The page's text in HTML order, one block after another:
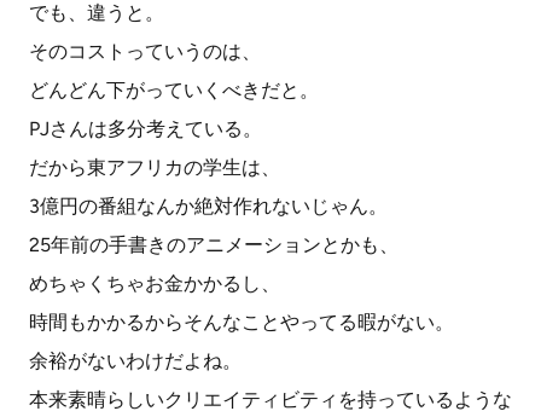
でも、違うと。
そのコストっていうのは、
どんどん下がっていくべきだと。
PJさんは多分考えている。
だから東アフリカの学生は、
3億円の番組なんか絶対作れないじゃん。
25年前の手書きのアニメーションとかも、
めちゃくちゃお金かかるし、
時間もかかるからそんなことやってる暇がない。
余裕がないわけだよね。
本来素晴らしいクリエイティビティを持っているような